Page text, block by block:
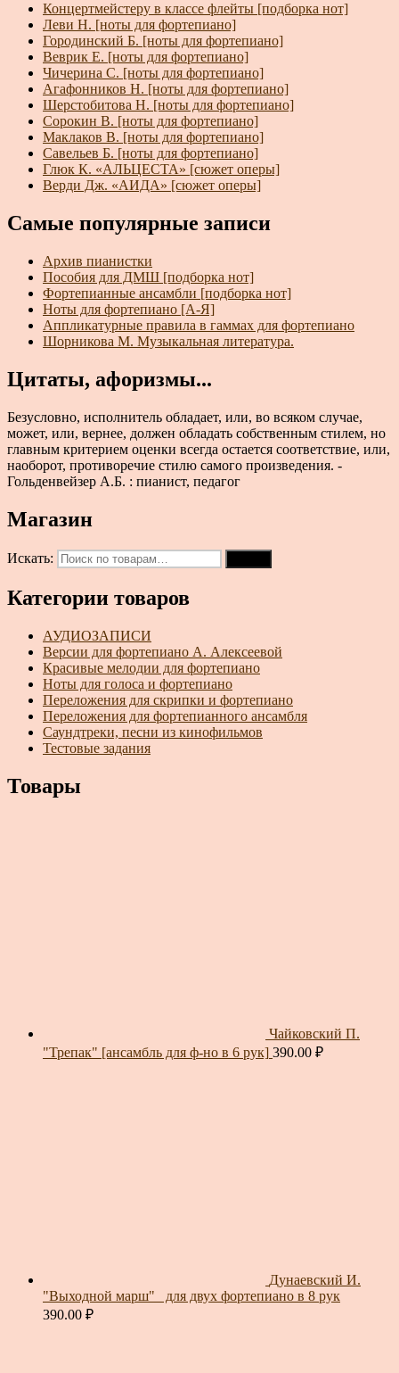
Концертмейстеру в классе флейты [подборка нот]
Леви Н. [ноты для фортепиано]
Городинский Б. [ноты для фортепиано]
Веврик Е. [ноты для фортепиано]
Чичерина С. [ноты для фортепиано]
Агафонников Н. [ноты для фортепиано]
Шерстобитова Н. [ноты для фортепиано]
Сорокин В. [ноты для фортепиано]
Маклаков В. [ноты для фортепиано]
Савельев Б. [ноты для фортепиано]
Глюк К. «АЛЬЦЕСТА» [сюжет оперы]
Верди Дж. «АИДА» [сюжет оперы]
Самые популярные записи
Архив пианистки
Пособия для ДМШ [подборка нот]
Фортепианные ансамбли [подборка нот]
Ноты для фортепиано [А-Я]
Аппликатурные правила в гаммах для фортепиано
Шорникова М. Музыкальная литература.
Цитаты, афоризмы...
Безусловно, исполнитель обладает, или, во всяком случае,
может, или, вернее, должен обладать собственным стилем, но
главным критерием оценки всегда остается соответствие, или,
наоборот, противоречие стилю самого произведения. -
Гольденвейзер А.Б. : пианист, педагог
Магазин
Искать:
Категории товаров
АУДИОЗАПИСИ
Версии для фортепиано А. Алексеевой
Красивые мелодии для фортепиано
Ноты для голоса и фортепиано
Переложения для скрипки и фортепиано
Переложения для фортепианного ансамбля
Саундтреки, песни из кинофильмов
Тестовые задания
Товары
Чайковский П.
"Трепак" [ансамбль для ф-но в 6 рук] 390.00 ₽
Дунаевский И.
"Выходной марш"_ для двух фортепиано в 8 рук
390.00 ₽